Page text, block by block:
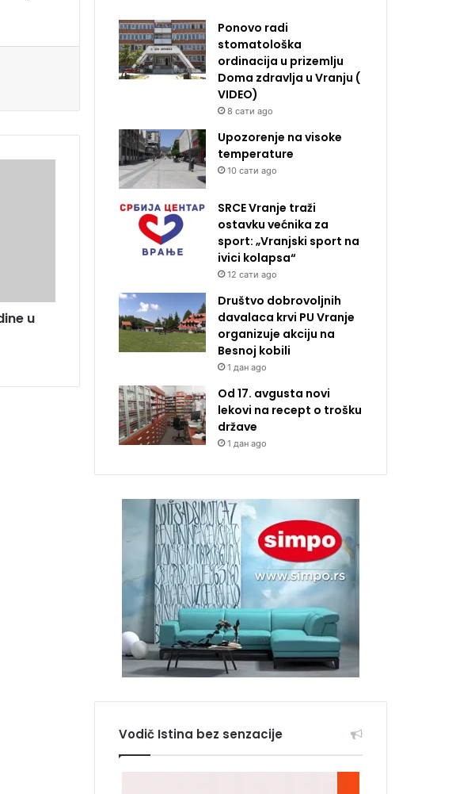
u
Ponovo radi
stomatološka
ordinacija u prizemlju
Doma zdravlja u Vranju (
VIDEO)
8 сати ago
Upozorenje na visoke
temperature
10 сати ago
SRCE Vranje traži
ostavku većnika za
sport: „Vranjski sport na
ivici kolapsa“
12 сати ago
Društvo dobrovoljnih
davalaca krvi PU Vranje
organizuje akciju na
Besnoj kobili
1 дан ago
Od 17. avgusta novi
lekovi na recept o trošku
države
1 дан ago
Vodič Istina bez senzacije